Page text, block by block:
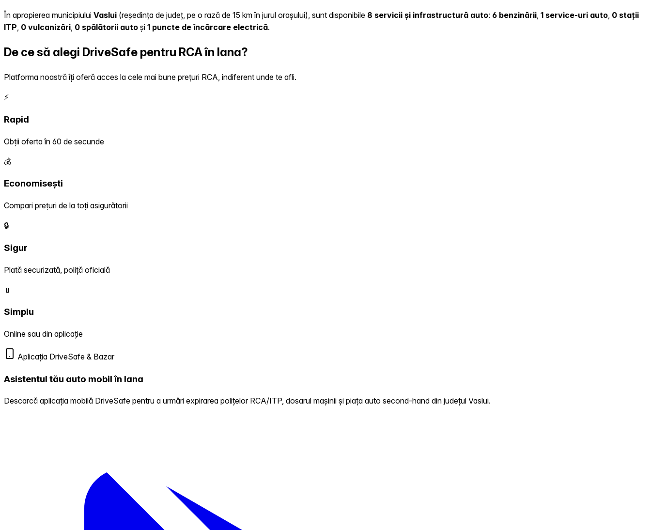
În apropierea municipiului Vaslui (reședința de județ, pe o rază de 15 km în jurul orașului), sunt disponibile 8 servicii și infrastructură auto: 6 benzinării, 1 service-uri auto, 0 stații
ITP, 0 vulcanizări, 0 spălătorii auto și 1 puncte de încărcare electrică.
De ce să alegi DriveSafe pentru RCA în Iana?
Platforma noastră îți oferă acces la cele mai bune prețuri RCA, indiferent unde te afli.
⚡
Rapid
Obții oferta în 60 de secunde
💰
Economisești
Compari prețuri de la toți asigurătorii
🔒
Sigur
Plată securizată, poliță oficială
📱
Simplu
Online sau din aplicație
Aplicația DriveSafe & Bazar
Asistentul tău auto mobil în Iana
Descarcă aplicația mobilă DriveSafe pentru a urmări expirarea polițelor RCA/ITP, dosarul mașinii și piața auto second-hand din județul Vaslui.